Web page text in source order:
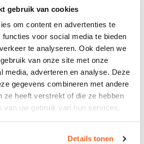
gebruik van cookies
om content en advertenties te
functies voor social media te bieden
te analyseren. Ook delen we
van onze site met onze
media, adverteren en analyse. Deze
gegevens combineren met andere
ze heeft verstrekt of die ze hebben
van uw gebruik van hun services.
Details tonen
als
Zakelijk
en Montageservice